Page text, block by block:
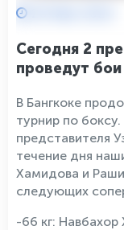
Сегодня 2
проведут бои
В Бангкоке
турнир по
представителя
течение дня
Хамидова и
следующих
-66 кг: